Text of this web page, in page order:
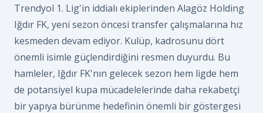
Trendyol 1. Lig'in iddialı ekiplerinden Alagöz Holding
Iğdır FK, yeni sezon öncesi transfer çalışmalarına hız
kesmeden devam ediyor. Kulüp, kadrosunu dört
önemli isimle güçlendirdiğini resmen duyurdu. Bu
hamleler, Iğdır FK'nın gelecek sezon hem ligde hem
de potansiyel kupa mücadelelerinde daha rekabetçi
bir yapıya bürünme hedefinin önemli bir göstergesi